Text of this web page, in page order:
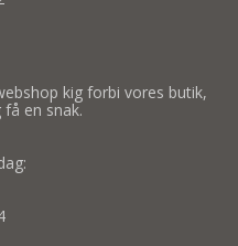
kig forbi vores butik,
en snak.